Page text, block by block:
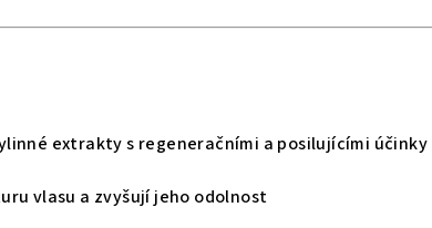
extrakty s regeneračními a posilujícími účinky
vlasu a zvyšují jeho odolnost